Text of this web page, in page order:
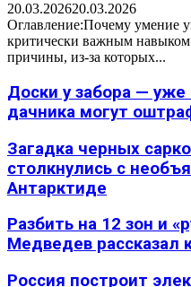
20.03.202620.03.2026
Оглавление:Почему умение
критически важным
причины, из-за которых...
Доски у забора —
дачника могут
Загадка черных
столкнулись с
Антарктиде
Разбить на 12 зон и
Медведев рассказал
Россия построит